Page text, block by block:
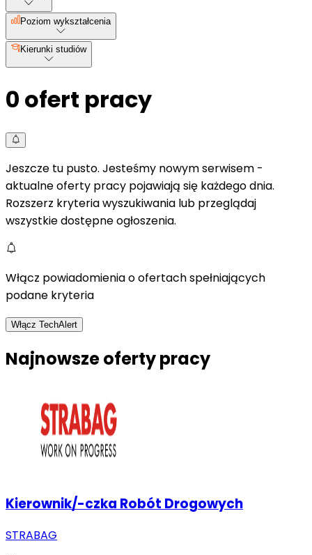
Poziom wykształcenia
Kierunki studiów
0 ofert pracy
Jeszcze tu pusto. Jesteśmy nowym serwisem -
aktualne oferty pracy pojawiają się każdego dnia.
Rozszerz kryteria wyszukiwania lub przeglądaj
wszystkie dostępne ogłoszenia.
Włącz powiadomienia o ofertach spełniających
podane kryteria
Włącz TechAlert
Najnowsze oferty pracy
Kierownik/-czka Robót Drogowych
STRABAG